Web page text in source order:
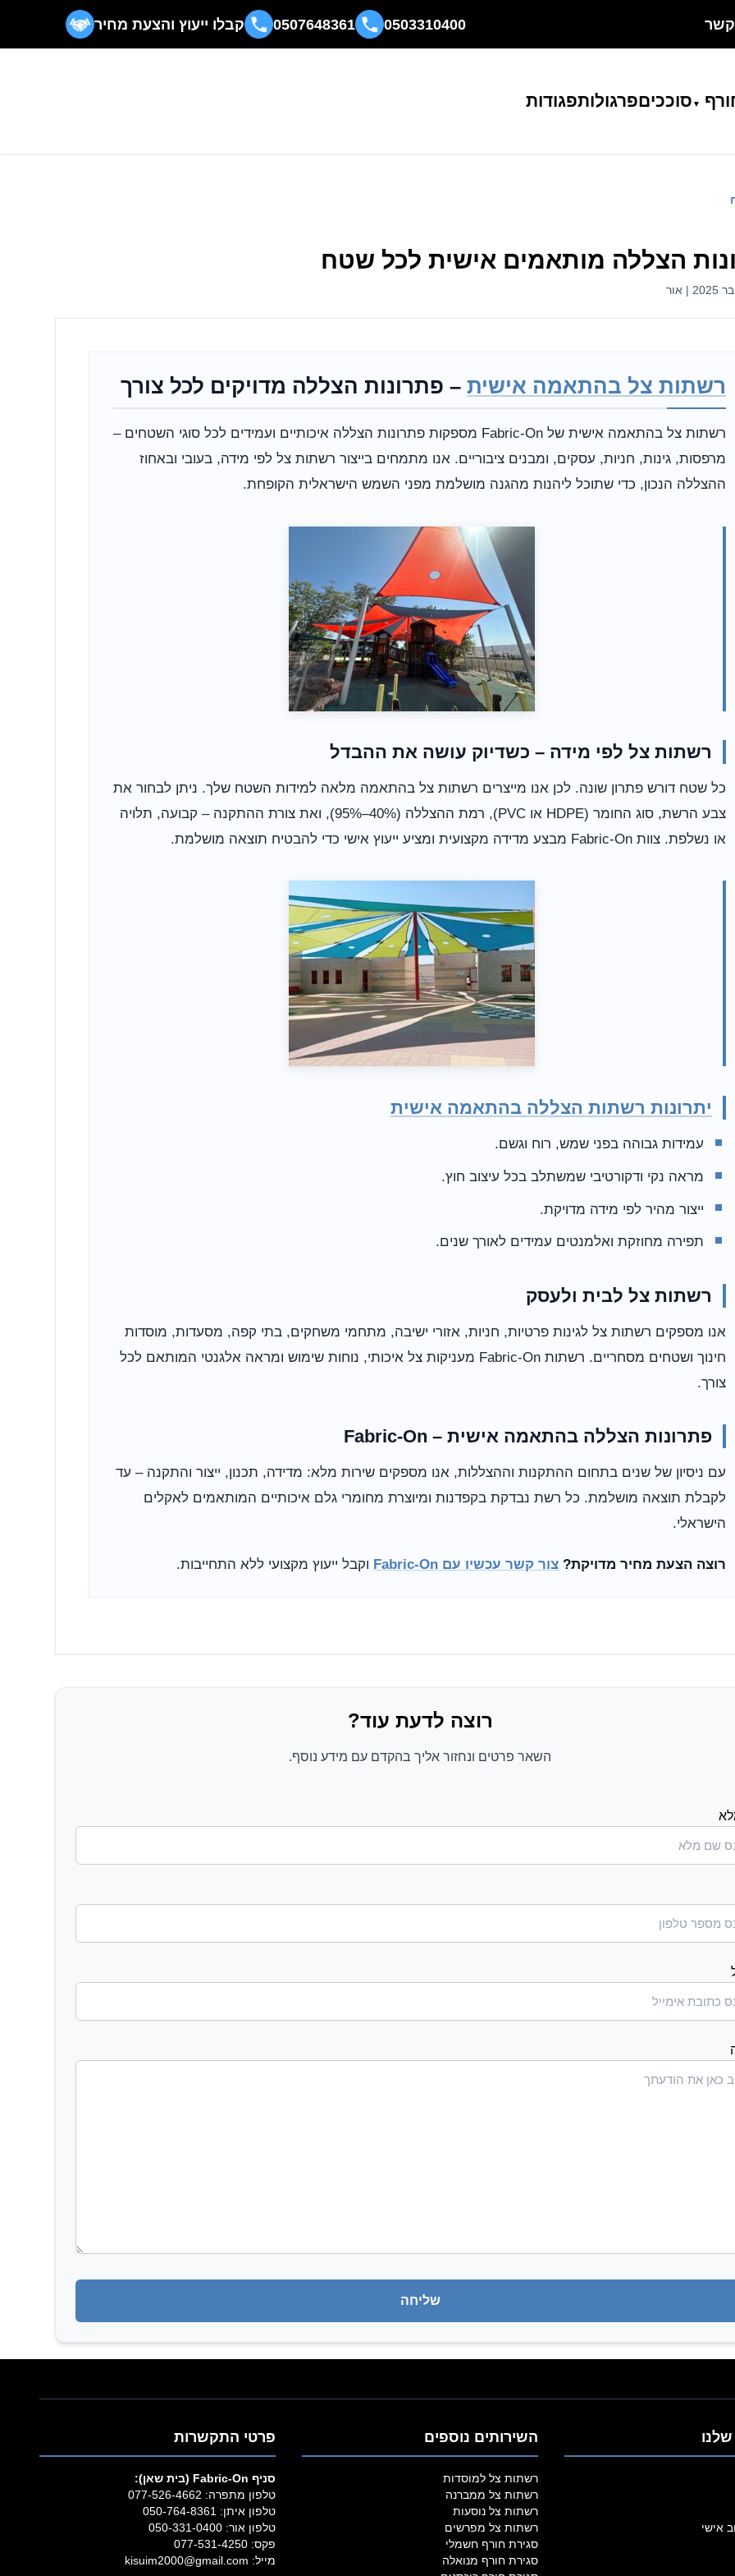
קשר 0503310400
0507648361 קבלו ייעוץ והצעת מחיר
סוככיםפרגולותפגודות
הצללה מותאמים אישית לכל שטח
רשתות צל בהתאמה אישית– פתרונות הצללה מדויקים לכל צורך
רשתות צל בהתאמה אישית של Fabric-On מספקות פתרונות הצללה איכותיים ועמידים לכל סוגי השטחים –
מרפסות, גינות, חניות, עסקים, ומבנים ציבוריים. אנו מתמחים בייצור רשתות צל לפי מידה, בעובי ובאחוז
ההצללה הנכון, כדי שתוכל ליהנות מהגנה מושלמת מפני השמש הישראלית הקופחת.
רשתות צל לפי מידה – כשדיוק עושה את ההבדל
כל שטח דורש פתרון שונה. לכן אנו מייצרים רשתות צל בהתאמה מלאה למידות השטח שלך. ניתן לבחור את
צבע הרשת, סוג החומר (HDPE או PVC), רמת ההצללה (40%–95%), ואת צורת ההתקנה – קבועה, תלויה
או נשלפת. צוות Fabric-On מבצע מדידה מקצועית ומציע ייעוץ אישי כדי להבטיח תוצאה מושלמת.
יתרונות רשתות הצללה בהתאמה אישית
עמידות גבוהה בפני שמש, רוח וגשם.
מראה נקי ודקורטיבי שמשתלב בכל עיצוב חוץ.
ייצור מהיר לפי מידה מדויקת.
תפירה מחוזקת ואלמנטים עמידים לאורך שנים.
רשתות צל לבית ולעסק
אנו מספקים רשתות צל לגינות פרטיות, חניות, אזורי ישיבה, מתחמי משחקים, בתי קפה, מסעדות, מוסדות
חינוך ושטחים מסחריים. רשתות Fabric-On מעניקות צל איכותי, נוחות שימוש ומראה אלגנטי המותאם לכל
צורך.
פתרונות הצללה בהתאמה אישית – Fabric-On
עם ניסיון של שנים בתחום ההתקנות וההצללות, אנו מספקים שירות מלא: מדידה, תכנון, ייצור והתקנה – עד
לקבלת תוצאה מושלמת. כל רשת נבדקת בקפדנות ומיוצרת מחומרי גלם איכותיים המותאמים לאקלים
הישראלי.
רוצה הצעת מחיר מדויקת? צור קשר עכשיו עם Fabric-On וקבל ייעוץ מקצועי ללא התחייבות.
רוצה לדעת עוד?
השאר פרטים ונחזור אליך בהקדם עם מידע נוסף.
אישי
השירותים נוספים
רשתות צל למוסדות
רשתות צל ממברנה
רשתות צל נוסעות
רשתות צל מפרשים
סגירת חורף חשמלי
סגירת חורף מנואלה
פרטי התקשרות
סניף Fabric‑On (בית שאן):
טלפון מתפרה: 077-526-4662
טלפון איתן: 050-764-8361
טלפון אור: 050-331-0400
פקס: 077-531-4250
מייל: kisuim2000@gmail.com